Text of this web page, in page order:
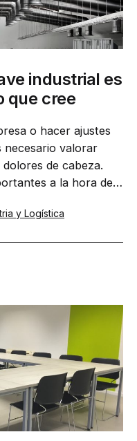
industrial es
que cree
o hacer ajustes
necesario valorar
de cabeza.
a la hora de…
y Logística